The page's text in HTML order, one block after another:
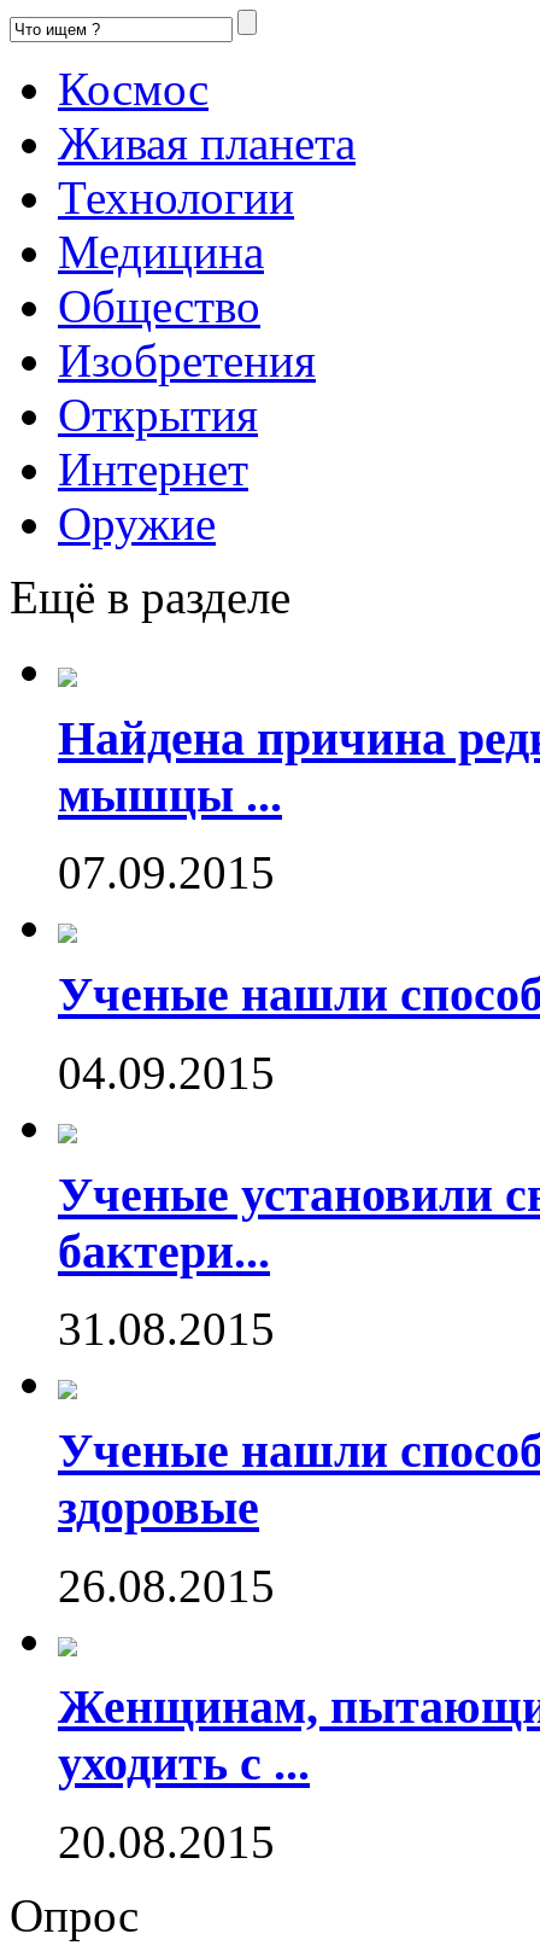
Космос
Живая планета
Технологии
Медицина
Общество
Изобретения
Открытия
Интернет
Оружие
Ещё в разделе
Найдена причина
мышцы ...
07.09.2015
Ученые нашли
04.09.2015
Ученые установили
бактери...
31.08.2015
Ученые нашли
здоровые
26.08.2015
Женщинам,
уходить с ...
20.08.2015
Опрос